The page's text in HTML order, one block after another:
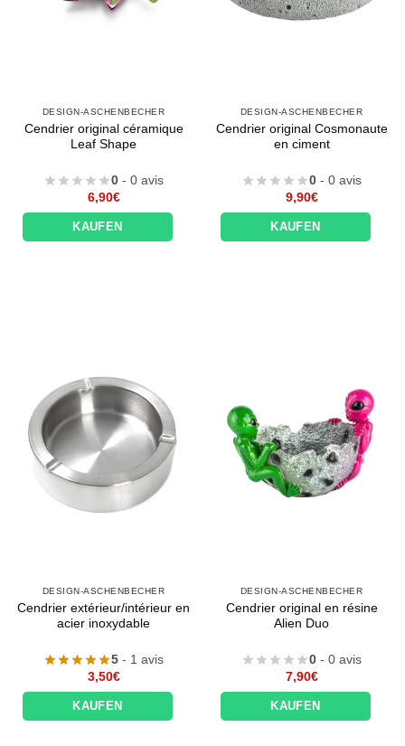
DESIGN-ASCHENBECHER
Cendrier original céramique
Leaf Shape
0 - 0 avis
6,90€
KAUFEN
DESIGN-ASCHENBECHER
Cendrier original Cosmonaute
en ciment
0 - 0 avis
9,90€
KAUFEN
DESIGN-ASCHENBECHER
Cendrier extérieur/intérieur en
acier inoxydable
5 - 1 avis
3,50€
KAUFEN
DESIGN-ASCHENBECHER
Cendrier original en résine
Alien Duo
0 - 0 avis
7,90€
KAUFEN